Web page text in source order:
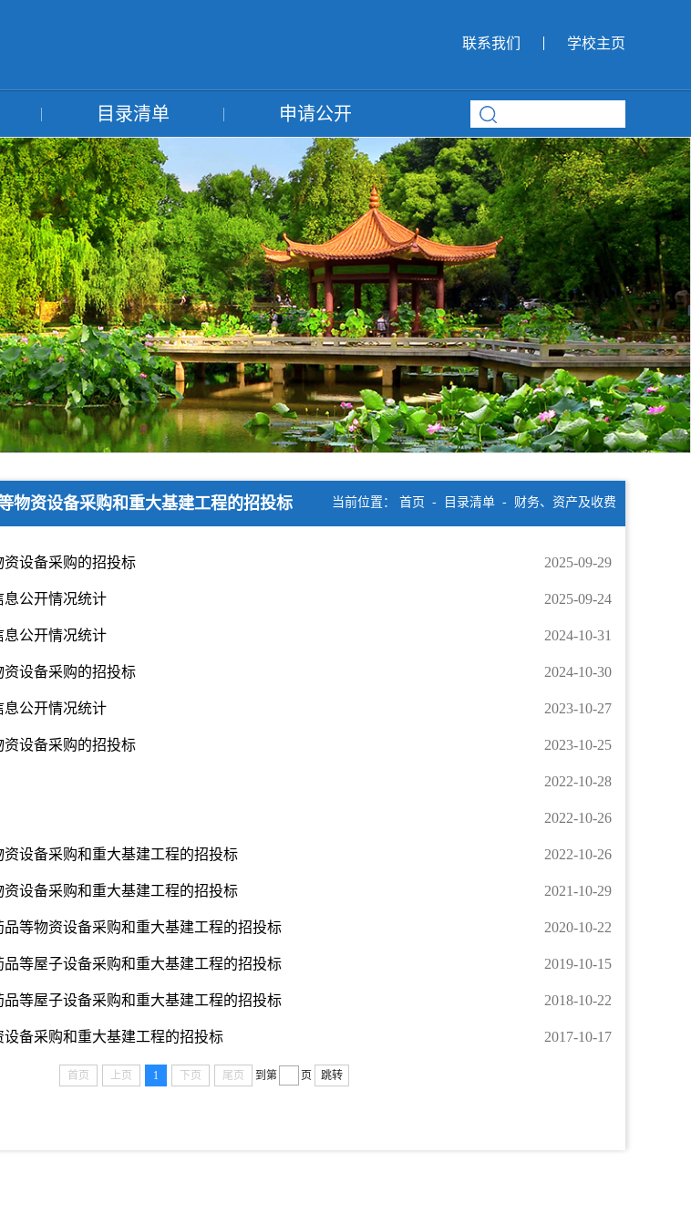
联系我们 学校主页
目录清单 申请公开
物资设备采购和重大基建工程的招投标 当前位置： 首页 - 目录清单 - 财务、资产及收费
资设备采购的招投标 2025-09-29
息公开情况统计 2025-09-24
息公开情况统计 2024-10-31
资设备采购的招投标 2024-10-30
息公开情况统计 2023-10-27
资设备采购的招投标 2023-10-25
2022-10-28
2022-10-26
设备采购和重大基建工程的招投标 2022-10-26
设备采购和重大基建工程的招投标 2021-10-29
品等物资设备采购和重大基建工程的招投标 2020-10-22
品等屋子设备采购和重大基建工程的招投标 2019-10-15
品等屋子设备采购和重大基建工程的招投标 2018-10-22
备采购和重大基建工程的招投标 2017-10-17
首页 上页 1 下页 尾页 到第 页 跳转